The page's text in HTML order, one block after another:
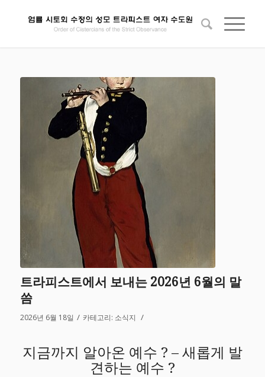
트라피스트에서 보내는 2026년 6월의 말
씀
2026년 6월 18일 / 카테고리: 소식지 /
지금까지 알아온 예수 ? – 새롭게 발
견하는 예수 ?